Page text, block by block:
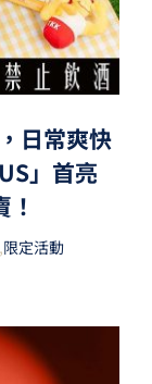
日常爽快
」首亮
限定活動